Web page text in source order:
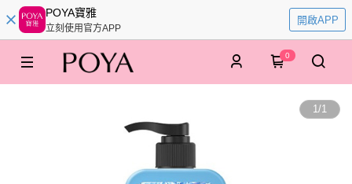
POYA寶雅
立刻使用官方APP
開啟APP
0
1/1